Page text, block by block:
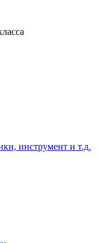
инструмент и т.д.